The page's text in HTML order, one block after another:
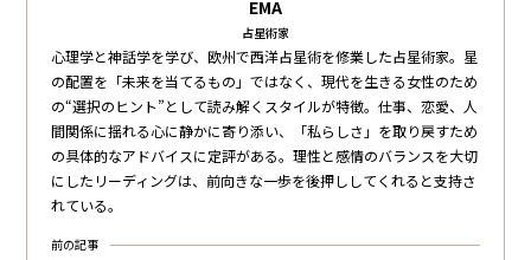
EMA
占星術家
心理学と神話学を学び、欧州で西洋占星術を修業した占星術家。星
の配置を「未来を当てるもの」ではなく、現代を生きる女性のため
の“選択のヒント”として読み解くスタイルが特徴。仕事、恋愛、人
間関係に揺れる心に静かに寄り添い、「私らしさ」を取り戻すため
の具体的なアドバイスに定評がある。理性と感情のバランスを大切
にしたリーディングは、前向きな一歩を後押ししてくれると支持さ
れている。
前の記事